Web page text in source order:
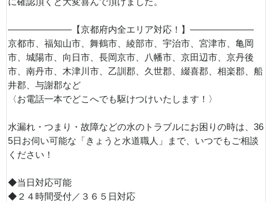
———————【京都府内全エリア対応！】———————
京都市、福知山市、舞鶴市、綾部市、宇治市、宮津市、亀岡
市、城陽市、向日市、長岡京市、八幡市、京田辺市、京丹後
市、南丹市、木津川市、乙訓郡、久世郡、綴喜郡、相楽郡、船
井郡、与謝郡など
〈お電話一本でどこへでも駆けつけいたします！〉
水漏れ・つまり・故障などの水のトラブルにお困りの時は、36
5日お伺い可能な「きょうと水道職人」まで、いつでもご相談
ください！
◆当日対応可能
◆２４時間受付／３６５日対応